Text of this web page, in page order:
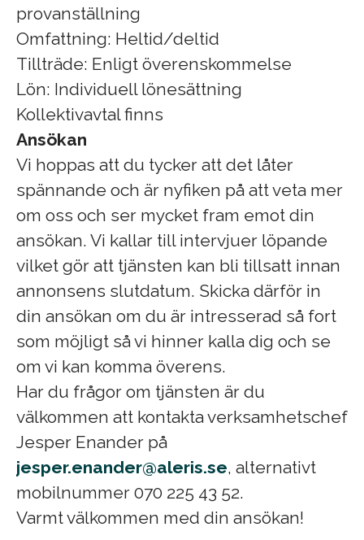
provanställning
Omfattning: Heltid/deltid
Tillträde: Enligt överenskommelse
Lön: Individuell lönesättning
Kollektivavtal finns
Ansökan
Vi hoppas att du tycker att det låter
spännande och är nyfiken på att veta mer
om oss och ser mycket fram emot din
ansökan. Vi kallar till intervjuer löpande
vilket gör att tjänsten kan bli tillsatt innan
annonsens slutdatum. Skicka därför in
din ansökan om du är intresserad så fort
som möjligt så vi hinner kalla dig och se
om vi kan komma överens.
Har du frågor om tjänsten är du
välkommen att kontakta verksamhetschef
Jesper Enander på
jesper.enander@aleris.se, alternativt
mobilnummer 070 225 43 52.
Varmt välkommen med din ansökan!